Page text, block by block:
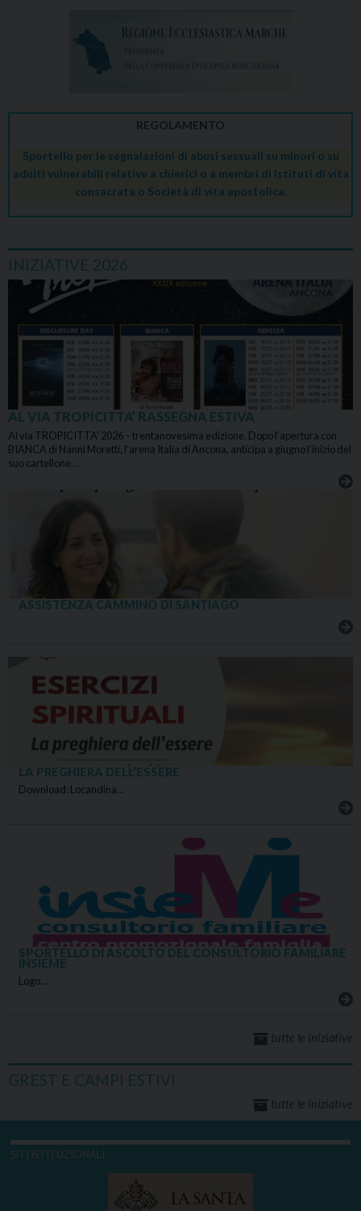
REGOLAMENTO
Sportello per le segnalazioni di abusi sessuali su minori o su
adulti vulnerabili relative a chierici o a membri di Istituti di vita
consacrata o Società di vita apostolica.
INIZIATIVE 2026
AL VIA TROPICITTA’ RASSEGNA ESTIVA
Al via TROPICITTA’ 2026 – trentanovesima edizione. Dopo l’apertura con
BIANCA di Nanni Moretti, l’arena Italia di Ancona, anticipa a giugno l’inizio del
suo cartellone…
ASSISTENZA CAMMINO DI SANTIAGO
LA PREGHIERA DELL’ESSERE
Download: Locandina…
SPORTELLO DI ASCOLTO DEL CONSULTORIO FAMILIARE
INSIEME
Logo…
tutte le iniziative
GREST E CAMPI ESTIVI
tutte le iniziative
SITI ISTITUZIONALI